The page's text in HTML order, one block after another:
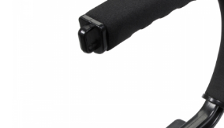
Obiective Mirorless
Obiective DSLR